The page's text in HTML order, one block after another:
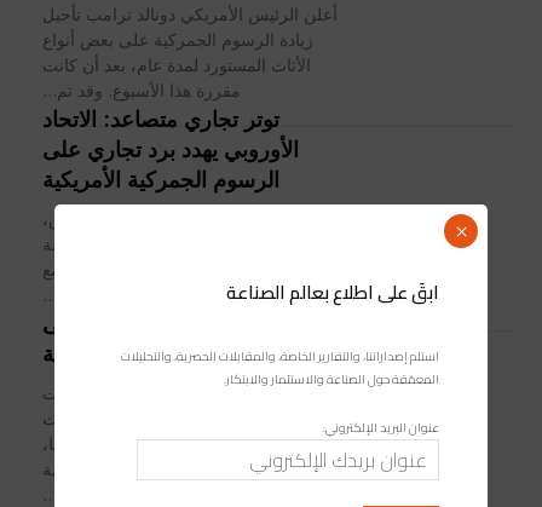
أعلن الرئيس الأمريكي دونالد ترامب تأجيل
زيادة الرسوم الجمركية على بعض أنواع
الأثاث المستورد لمدة عام، بعد أن كانت
مقررة هذا الأسبوع. وقد تم...
توتر تجاري متصاعد: الاتحاد
الأوروبي يهدد برد تجاري على
الرسوم الجمركية الأمريكية
أعلنت المفوضية الأوروبية، يوم الخميس،
عن إطلاق مشاورات عمومية بشأن قائمة
من الواردات الأمريكية التي قد تخضع
لإجراءات مضادة من قب، وذلك ردًا على...
اليابان تستعد لرد موحد على
الرسوم الجمركية الأمريكية
تتواصل سلسلة الردود على الزيادات
الأمريكية في الرسوم الجمركية، حيث
أعلن رئيس الوزراء الياباني، شيغيرو إيشيبا،
اليوم الإثنين أن بلاده تعتزم تقديم حزمة
شاملة...
ابقَ على اطلاع بعالم الصناعة
استلم إصداراتنا، والتقارير الخاصة، والمقابلات الحصرية، والتحليلات
المعمّقة حول الصناعة والاستثمار والابتكار.
عنوان البريد الإلكتروني:
×